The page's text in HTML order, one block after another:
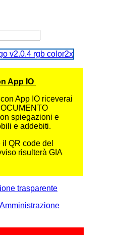
App IO
App IO riceverai
spiegazioni e
e addebiti.
QR code del
risulterà GIA